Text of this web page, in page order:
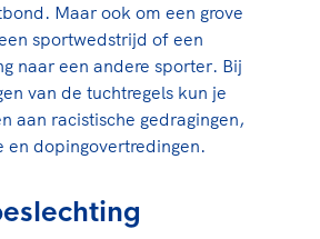
sportclubs, pleintjes, tijdens
Regelgeving
waarde topsport
Maar ook om een grove
sportwedstrijd of een
naar een andere sporter. Bij
van de tuchtregels kun je
aan racistische gedragingen,
en dopingovertredingen.